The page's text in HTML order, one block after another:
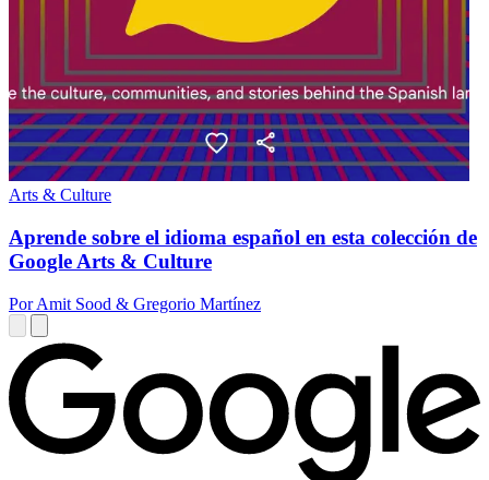
Arts & Culture
Aprende sobre el idioma español en esta colección de
Google Arts & Culture
Por Amit Sood & Gregorio Martínez